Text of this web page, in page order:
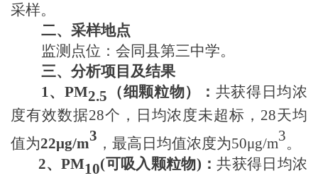
采样。
二、采样地点
监测点位：会同县第三中学。
三、分析项目及结果
1 、PM2.5 （细颗粒物） ： 共获得日均浓
度有效数据28个 ，日均浓度未超标， 28天均
值为22μg/m3 ，最高日均值浓度为50μg/m3。
2、PM10(可吸入颗粒物) ：共获得日均浓